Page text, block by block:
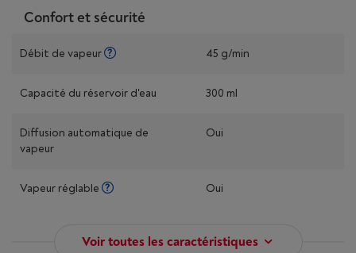
Confort et sécurité
Débit de vapeur 45 g/min
Capacité du réservoir d'eau 300 ml
Diffusion automatique de
vapeur
Oui
Vapeur réglable Oui
Voir toutes les caractéristiques